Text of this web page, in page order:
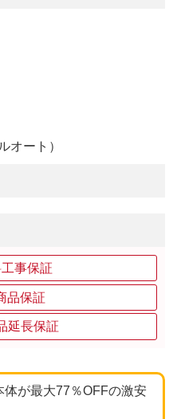
オート）
事保証
品保証
延長保証
が最大77％OFFの激安